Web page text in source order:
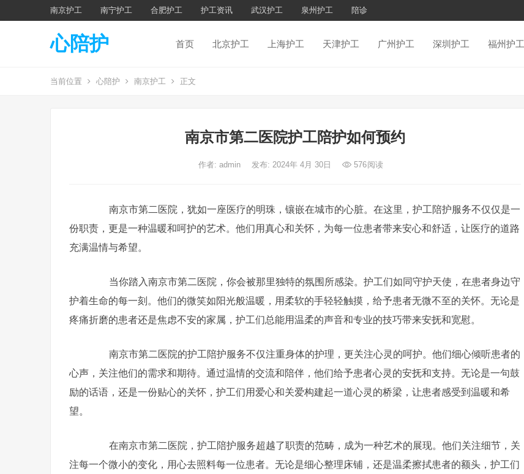
南京护工 南宁护工 合肥护工 护工资讯 武汉护工 泉州护工 陪诊
心陪护 首页 北京护工 上海护工 天津护工 广州护工 深圳护工 福州护工
当前位置 心陪护 南京护工 正文
南京市第二医院护工陪护如何预约
作者: admin 发布: 2024年 4月 30日 576阅读
南京市第二医院，犹如一座医疗的明珠，镶嵌在城市的心脏。在这里，护工陪护服务不仅仅是一
份职责，更是一种温暖和呵护的艺术。他们用真心和关怀，为每一位患者带来安心和舒适，让医疗的道路
充满温情与希望。
当你踏入南京市第二医院，你会被那里独特的氛围所感染。护工们如同守护天使，在患者身边守
护着生命的每一刻。他们的微笑如阳光般温暖，用柔软的手轻轻触摸，给予患者无微不至的关怀。无论是
疼痛折磨的患者还是焦虑不安的家属，护工们总能用温柔的声音和专业的技巧带来安抚和宽慰。
南京市第二医院的护工陪护服务不仅注重身体的护理，更关注心灵的呵护。他们细心倾听患者的
心声，关注他们的需求和期待。通过温情的交流和陪伴，他们给予患者心灵的安抚和支持。无论是一句鼓
励的话语，还是一份贴心的关怀，护工们用爱心和关爱构建起一道心灵的桥梁，让患者感受到温暖和希
望。
在南京市第二医院，护工陪护服务超越了职责的范畴，成为一种艺术的展现。他们关注细节，关
注每一个微小的变化，用心去照料每一位患者。无论是细心整理床铺，还是温柔擦拭患者的额头，护工们